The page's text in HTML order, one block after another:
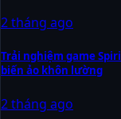
2 tháng ago
Trải nghiệm game
biến ảo khôn lường
2 tháng ago